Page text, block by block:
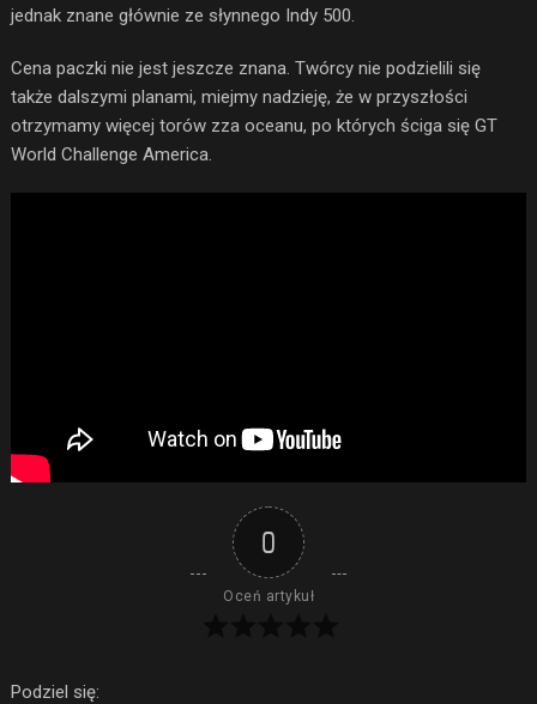
jednak znane głównie ze słynnego Indy 500.
Cena paczki nie jest jeszcze znana. Twórcy nie podzielili się
także dalszymi planami, miejmy nadzieję, że w przyszłości
otrzymamy więcej torów zza oceanu, po których ściga się GT
World Challenge America.
0
Oceń artykuł
Podziel się: